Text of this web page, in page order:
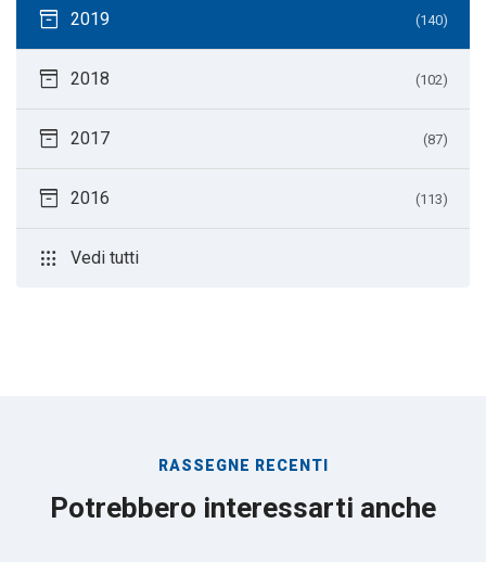
inventory_2 2019 (140)
inventory_2 2018 (102)
inventory_2 2017 (87)
inventory_2 2016 (113)
apps Vedi tutti
RASSEGNE RECENTI
Potrebbero interessarti anche